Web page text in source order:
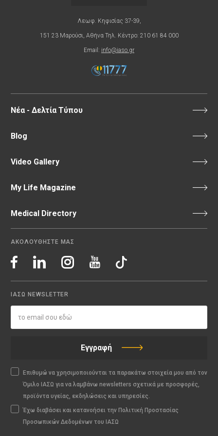
Λεωφ. Κηφισίας 37-39,
151 23 Μαρούσι, Αθήνα Τηλ. Κέντρο: 210 61 84 000
Email: info@iaso.gr
Νέα - Δελτία Τύπου
Blog
Video Gallery
My Life Magazine
Medical Directory
ΑΚΟΛΟΥΘΗΣΤΕ ΜΑΣ
ΙΑΣΩ NEWSLETTER
Εγγραφή
Επιθυμώ να χρησιμοποιούνται τα παρακάτω στοιχεία μου από τον
Όμιλο ΙΑΣΩ για να λαμβάνω newsletters σχετικά με προσφορές,
προϊόντα υγείας, εκδηλώσεις και υπηρεσίες.
Έχω διαβάσει και κατανοήσει την Πολιτική Προστασίας
Προσωπικών Δεδομένων του ΙΑΣΩ